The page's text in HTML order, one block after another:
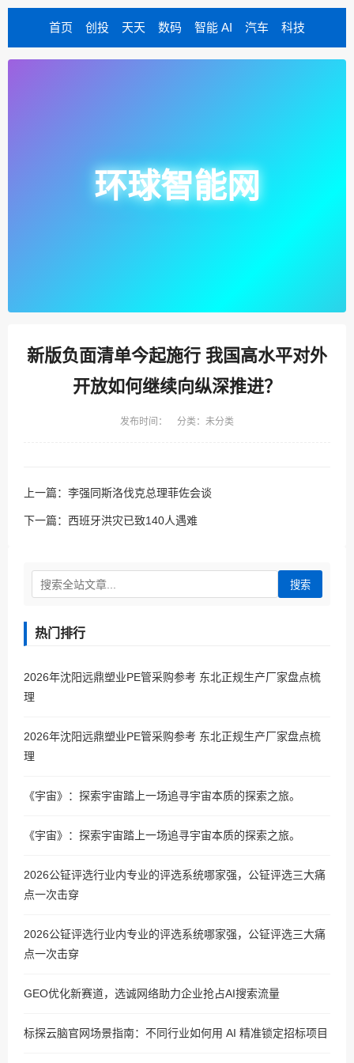
首页 创投 天天 数码 智能 AI 汽车 科技
环球智能网
新版负面清单今起施行 我国高水平对外
开放如何继续向纵深推进？
发布时间： 分类：未分类
上一篇： 李强同斯洛伐克总理菲佐会谈
下一篇： 西班牙洪灾已致140人遇难
搜索
热门排行
2026年沈阳远鼎塑业PE管采购参考 东北正规生产厂家盘点梳
理
2026年沈阳远鼎塑业PE管采购参考 东北正规生产厂家盘点梳
理
《宇宙》：探索宇宙踏上一场追寻宇宙本质的探索之旅。
《宇宙》：探索宇宙踏上一场追寻宇宙本质的探索之旅。
2026公钲评选行业内专业的评选系统哪家强，公钲评选三大痛
点一次击穿
2026公钲评选行业内专业的评选系统哪家强，公钲评选三大痛
点一次击穿
GEO优化新赛道，选诚网络助力企业抢占AI搜索流量
标探云脑官网场景指南：不同行业如何用 AI 精准锁定招标项目